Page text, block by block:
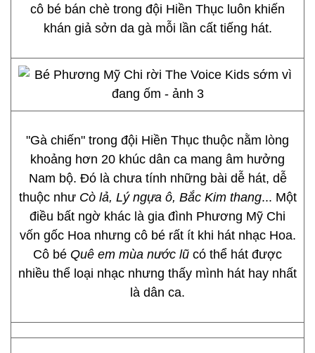
cô bé bán chè trong đội Hiền Thục luôn khiến
khán giả sởn da gà mỗi lần cất tiếng hát.
"Gà chiến" trong đội Hiền Thục thuộc nằm lòng
khoảng hơn 20 khúc dân ca mang âm hưởng
Nam bộ. Đó là chưa tính những bài dễ hát, dễ
thuộc như Cò lả, Lý ngựa ô, Bắc Kim thang... Một
điều bất ngờ khác là gia đình Phương Mỹ Chi
vốn gốc Hoa nhưng cô bé rất ít khi hát nhạc Hoa.
Cô bé Quê em mùa nước lũ có thể hát được
nhiều thể loại nhạc nhưng thấy mình hát hay nhất
là dân ca.